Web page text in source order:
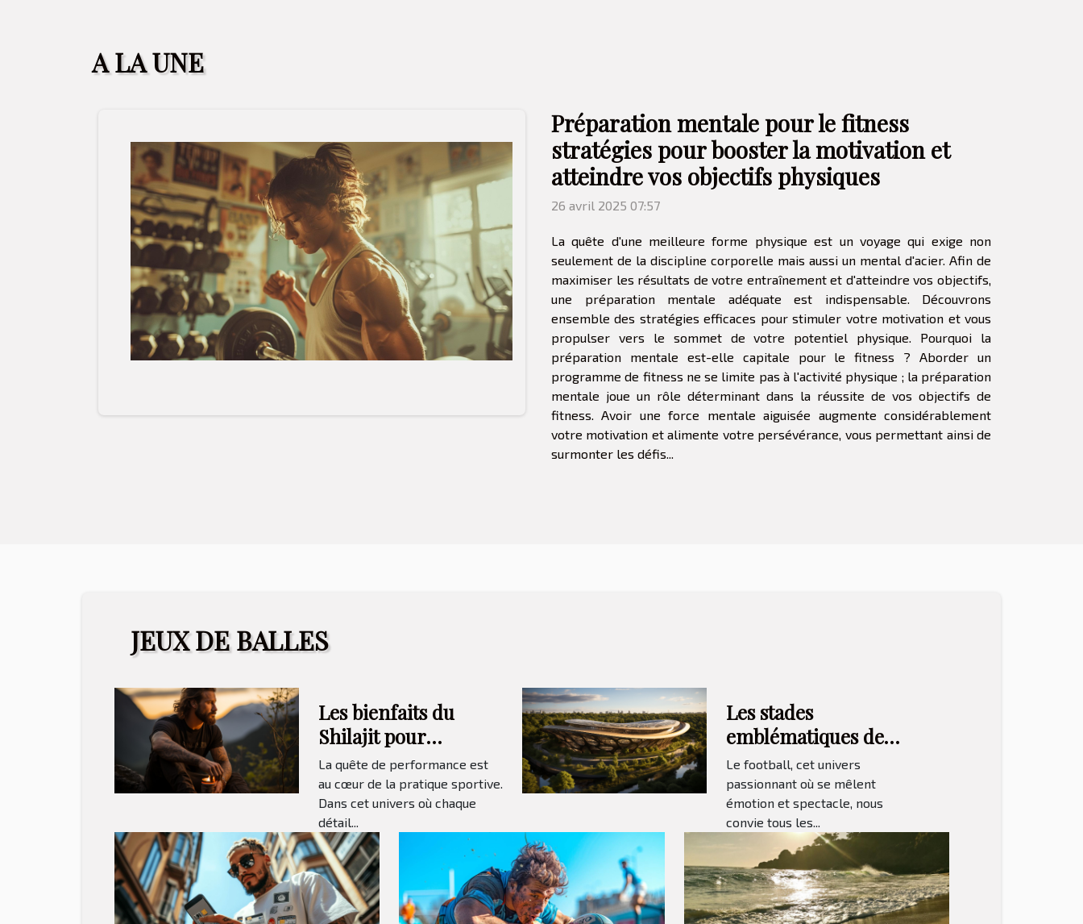
A LA UNE
Préparation mentale pour le fitness
stratégies pour booster la motivation et
atteindre vos objectifs physiques
26 avril 2025 07:57
La quête d'une meilleure forme physique est un voyage qui exige non
seulement de la discipline corporelle mais aussi un mental d'acier. Afin de
maximiser les résultats de votre entraînement et d'atteindre vos objectifs,
une préparation mentale adéquate est indispensable. Découvrons
ensemble des stratégies efficaces pour stimuler votre motivation et vous
propulser vers le sommet de votre potentiel physique. Pourquoi la
préparation mentale est-elle capitale pour le fitness ? Aborder un
programme de fitness ne se limite pas à l'activité physique ; la préparation
mentale joue un rôle déterminant dans la réussite de vos objectifs de
fitness. Avoir une force mentale aiguisée augmente considérablement
votre motivation et alimente votre persévérance, vous permettant ainsi de
surmonter les défis...
JEUX DE BALLES
Les bienfaits du
Shilajit pour
l'amélioration de la
forme physique et de
l'endurance chez les
sportifs
La quête de performance est
au cœur de la pratique sportive.
Dans cet univers où chaque
détail...
Les stades
emblématiques de
l'Euro 2024 :
Découverte et
histoire des arènes
qui accueilleront les
matchs
Le football, cet univers
passionnant où se mêlent
émotion et spectacle, nous
convie tous les...